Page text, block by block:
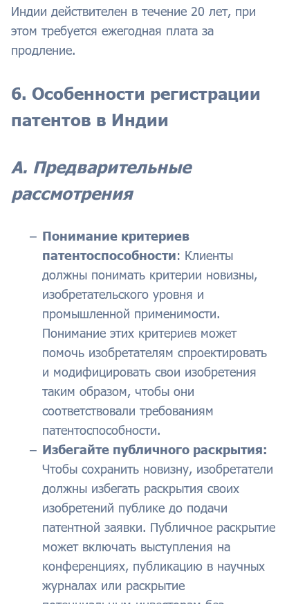
Индии действителен в течение 20 лет, при
этом требуется ежегодная плата за
продление.
6. Особенности регистрации
патентов в Индии
А. Предварительные
рассмотрения
Понимание критериев
патентоспособности: Клиенты
должны понимать критерии новизны,
изобретательского уровня и
промышленной применимости.
Понимание этих критериев может
помочь изобретателям спроектировать
и модифицировать свои изобретения
таким образом, чтобы они
соответствовали требованиям
патентоспособности.
Избегайте публичного раскрытия:
Чтобы сохранить новизну, изобретатели
должны избегать раскрытия своих
изобретений публике до подачи
патентной заявки. Публичное раскрытие
может включать выступления на
конференциях, публикацию в научных
журналах или раскрытие